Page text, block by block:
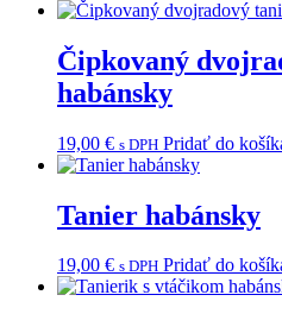
Čipkovaný
habánsky
19,00 € s DPH Pridať do
Tanier habánsky
19,00 € s DPH Pridať do